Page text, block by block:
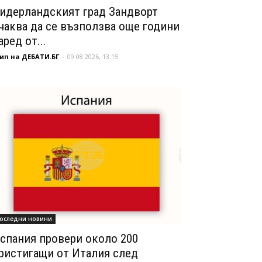
град Зандворт
да се възползва още години
от...
на ДЕБАТИ.БГ - 09.08.2026, 13:15
новини
провери около 200
от Италия след